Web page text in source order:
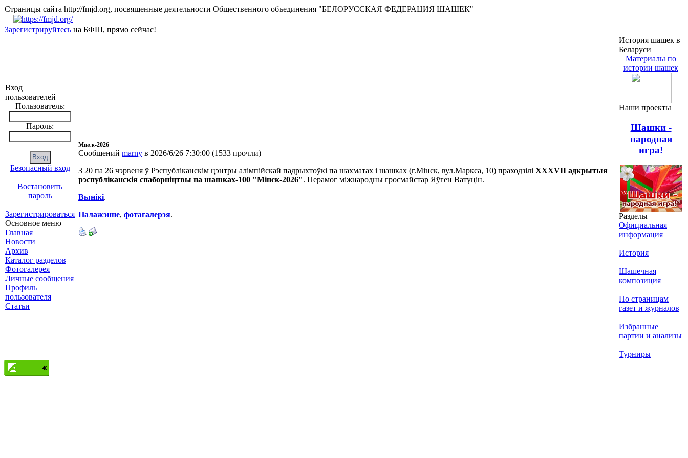
Страницы сайта http://fmjd.org, посвященные деятельности Общественного объединения "БЕЛОРУССКАЯ ФЕДЕРАЦИЯ ШАШЕК"
Зарегистрируйтесь на БФШ, прямо сейчас!
Вход
пользователей
Пользователь:
Пароль:
Безопасный вход
Востановить
пароль
Зарегистрироваться
Основное меню
Главная
Новости
Архив
Каталог разделов
Фотогалерея
Личные сообщения
Профиль
пользователя
Статьи
Мінск-2026
Сообщений marny в 2026/6/26 7:30:00 (1533 прочли)
З 20 па 26 чэрвеня ў Рэспубліканскім цэнтры алімпійскай падрыхтоўкі па шахматах і шашках (г.Мінск, вул.Маркса, 10) праходзілі XXXVII адкрытыя
рэспубліканскія спаборніцтвы па шашках-100 "Мінск-2026". Перамог міжнародны гросмайстар Яўген Ватуцін.
Вынікі.
Палажэнне, фотагалерэя.
История шашек в
Беларуси
Материалы по
истории шашек
Наши проекты
Шашки -
народная
игра!
Разделы
Официальная
информация
История
Шашечная
композиция
По страницам
газет и журналов
Избранные
партии и анализы
Турниры